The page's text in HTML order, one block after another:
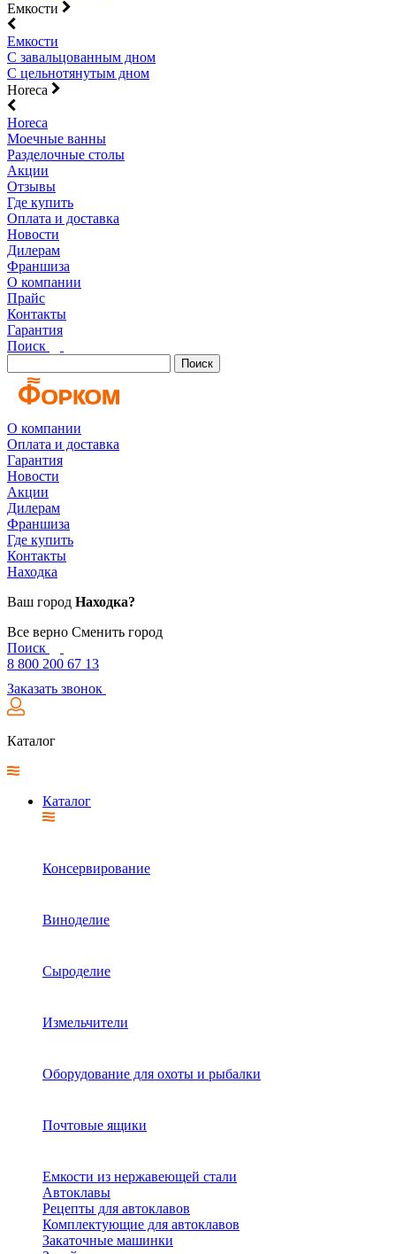
Емкости
Емкости
С завальцованным дном
С цельнотянутым дном
Horeca
Horeca
Моечные ванны
Разделочные столы
Акции
Отзывы
Где купить
Оплата и доставка
Новости
Дилерам
Франшиза
О компании
Прайс
Контакты
Гарантия
Поиск
Поиск
О компании
Оплата и доставка
Гарантия
Новости
Акции
Дилерам
Франшиза
Где купить
Контакты
Находка
Ваш город Находка?
Все верно Сменить город
Поиск
8 800 200 67 13
Заказать звонок
Каталог
Каталог
Консервирование
Виноделие
Сыроделие
Измельчители
Оборудование для охоты и рыбалки
Почтовые ящики
Емкости из нержавеющей стали
Автоклавы
Рецепты для автоклавов
Комплектующие для автоклавов
Закаточные машинки